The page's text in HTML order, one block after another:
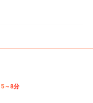
5～8分